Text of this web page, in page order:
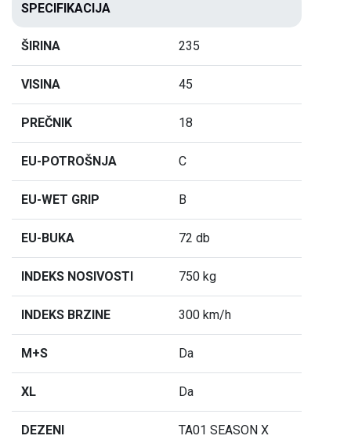
SPECIFIKACIJA
ŠIRINA 235
VISINA 45
PREČNIK 18
EU-POTROŠNJA C
EU-WET GRIP B
EU-BUKA 72 db
INDEKS NOSIVOSTI 750 kg
INDEKS BRZINE 300 km/h
M+S Da
XL Da
DEZENI TA01 SEASON X